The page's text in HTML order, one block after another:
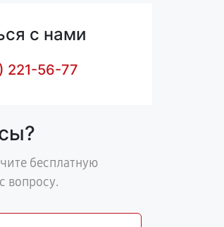
с нами
221-56-77
бесплатную
вопросу.